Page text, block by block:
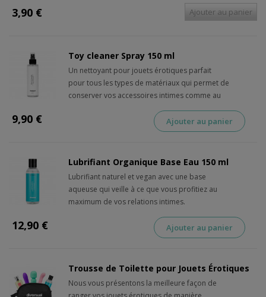
3,90 € Ajouter au panier
Toy cleaner Spray 150 ml
Un nettoyant pour jouets érotiques parfait
pour tous les types de matériaux qui permet de
conserver vos accessoires intimes comme au
9,90 € Ajouter au panier
Lubrifiant Organique Base Eau 150 ml
Lubrifiant naturel et vegan avec une base
aqueuse qui veille à ce que vous profitiez au
maximum de vos relations intimes.
12,90 € Ajouter au panier
Trousse de Toilette pour Jouets Érotiques
Nous vous présentons la meilleure façon de